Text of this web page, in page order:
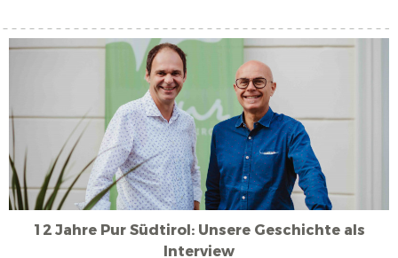
12 Jahre Pur Südtirol: Unsere Geschichte als
Interview